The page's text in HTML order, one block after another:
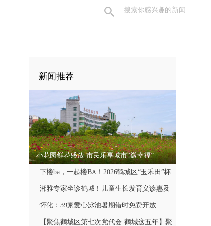
新闻推荐
小花园鲜花盛放 市民乐享城市“微幸福”
| 下楼ba，一起楼BA！2026鹤城区“玉禾田”杯
楼BA联赛8月7日开赛
| 湘雅专家坐诊鹤城！儿童生长发育义诊惠及
众多家庭
| 怀化：39家爱心泳池暑期错时免费开放
| 【聚焦鹤城区第七次党代会·鹤城这五年】聚